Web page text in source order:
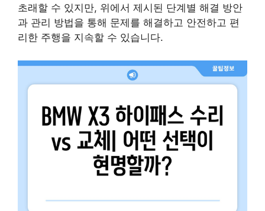
초래할 수 있지만, 위에서 제시된 단계별 해결 방안
과 관리 방법을 통해 문제를 해결하고 안전하고 편
리한 주행을 지속할 수 있습니다.